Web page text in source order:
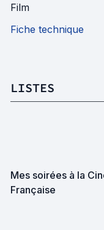
Film
Fiche technique
LISTES
Mes soirées à la
Française